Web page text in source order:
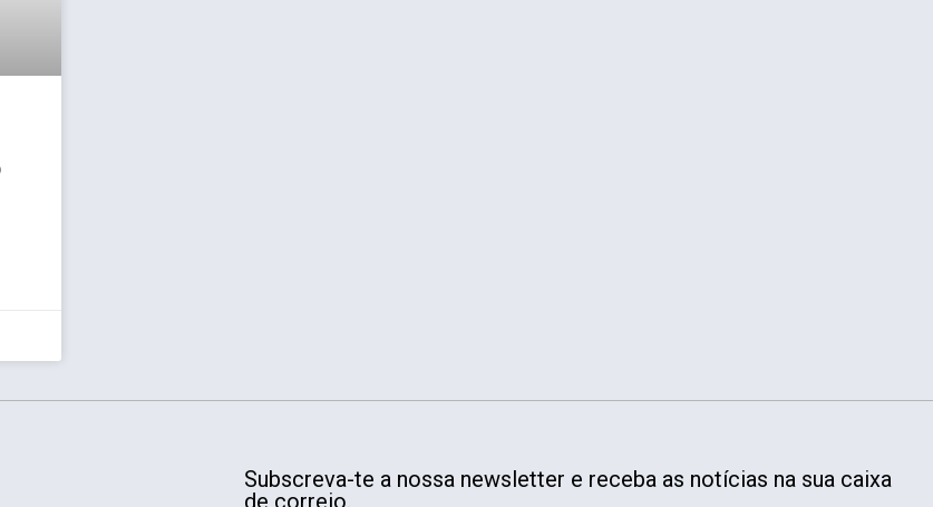
Subscreva-te a nossa newsletter e receba as notícias na sua caixa
de correio.